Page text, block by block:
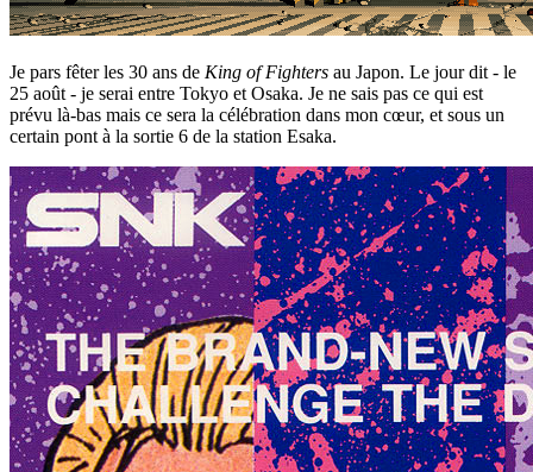
Je pars fêter les 30 ans de King of Fighters au Japon. Le jour dit - le
25 août - je serai entre Tokyo et Osaka. Je ne sais pas ce qui est
prévu là-bas mais ce sera la célébration dans mon cœur, et sous un
certain pont à la sortie 6 de la station Esaka.